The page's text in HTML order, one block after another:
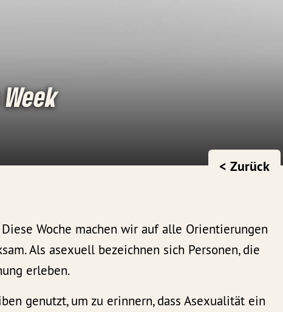
< Zurück
Diese Woche machen wir auf alle Orientierungen
Als asexuell bezeichnen sich Personen, die
erleben.
genutzt, um zu erinnern, dass Asexualität ein